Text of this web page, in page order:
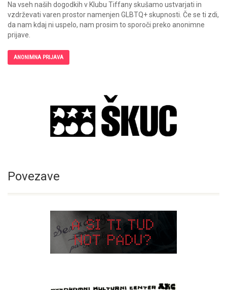
Na vseh naših dogodkih v Klubu Tiffany skušamo ustvarjati in
vzdrževati varen prostor namenjen GLBTQ+ skupnosti. Če se ti zdi,
da nam kdaj ni uspelo, nam prosim to sporoči preko anonimne
prijave.
ANONIMNA PRIJAVA
Povezave